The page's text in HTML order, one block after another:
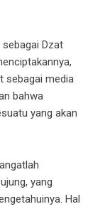
Dzat
sebagai media
bahwa
yang akan
yang
Hal